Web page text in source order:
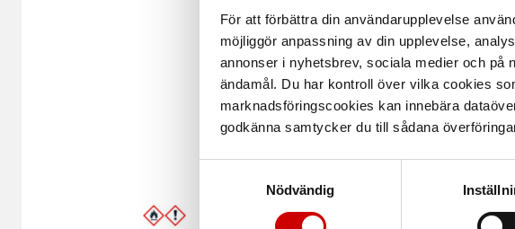
För att förbättra din användarupplevelse
möjliggör anpassning av din upplevelse,
annonser i nyhetsbrev, sociala medier och på
ändamål. Du har kontroll över vilka cookies
marknadsföringscookies kan innebära
godkänna samtycker du till sådana
Nödvändig